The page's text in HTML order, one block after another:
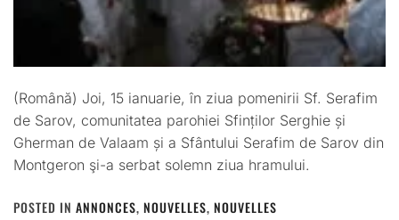
(Română) Joi, 15 ianuarie, în ziua pomenirii Sf. Serafim
de Sarov, comunitatea parohiei Sfinților Serghie și
Gherman de Valaam și a Sfântului Serafim de Sarov din
Montgeron şi-a serbat solemn ziua hramului.
POSTED IN ANNONCES, NOUVELLES, NOUVELLES